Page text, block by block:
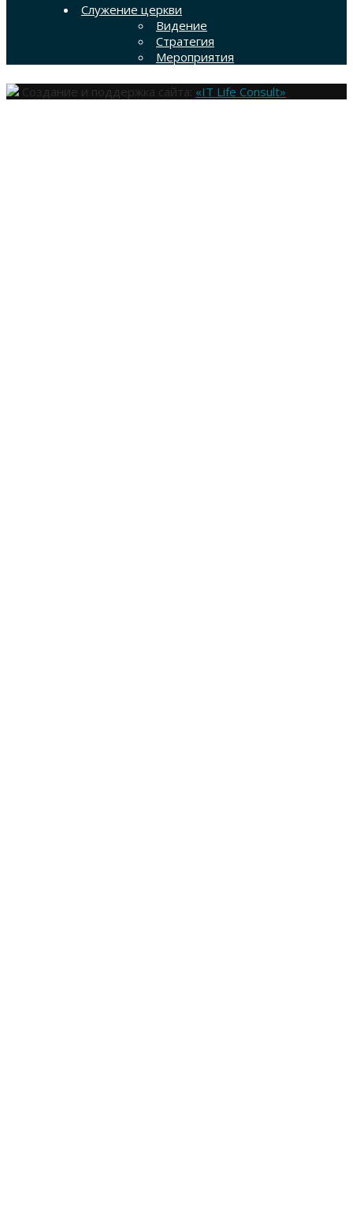
Служение церкви
Видение
Стратегия
Мероприятия
Создание и поддержка сайта: «IT Life Consult»